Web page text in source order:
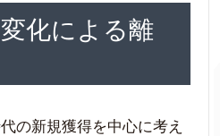
化による離
の新規獲得を中心に考え